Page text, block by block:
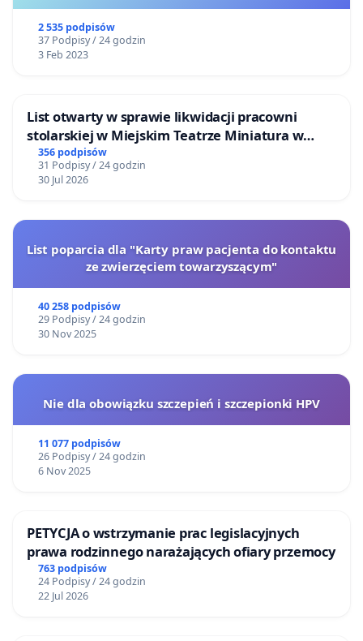
2 535 podpisów
37 Podpisy / 24 godzin
3 Feb 2023
List otwarty w sprawie likwidacji pracowni
stolarskiej w Miejskim Teatrze Miniatura w
Gdańsku
356 podpisów
31 Podpisy / 24 godzin
30 Jul 2026
List poparcia dla "Karty praw pacjenta do kontaktu
ze zwierzęciem towarzyszącym"
40 258 podpisów
29 Podpisy / 24 godzin
30 Nov 2025
Nie dla obowiązku szczepień i szczepionki HPV
11 077 podpisów
26 Podpisy / 24 godzin
6 Nov 2025
PETYCJA o wstrzymanie prac legislacyjnych
prawa rodzinnego narażających ofiary przemocy
763 podpisów
24 Podpisy / 24 godzin
22 Jul 2026